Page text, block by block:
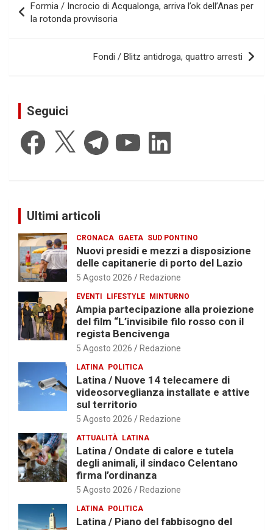
articoli
Formia / Incrocio di Acqualonga, arriva l’ok dell’Anas per
la rotonda provvisoria
Fondi / Blitz antidroga, quattro arresti
Seguici
Facebook Telegram YouTube LinkedIn
Ultimi articoli
CRONACA GAETA SUD PONTINO
Nuovi presidi e mezzi a disposizione
delle capitanerie di porto del Lazio
5 Agosto 2026 Redazione
EVENTI LIFESTYLE MINTURNO
Ampia partecipazione alla proiezione
del film “L’invisibile filo rosso con il
regista Bencivenga
5 Agosto 2026 Redazione
LATINA POLITICA
Latina / Nuove 14 telecamere di
videosorveglianza installate e attive
sul territorio
5 Agosto 2026 Redazione
ATTUALITÀ LATINA
Latina / Ondate di calore e tutela
degli animali, il sindaco Celentano
firma l’ordinanza
5 Agosto 2026 Redazione
LATINA POLITICA
Latina / Piano del fabbisogno del